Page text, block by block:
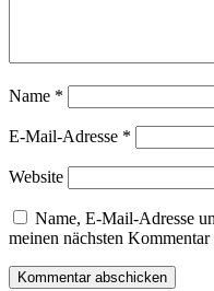
Name *
E-Mail-Adresse *
Website
Name, E-Mail-Adresse
meinen nächsten Kommentar